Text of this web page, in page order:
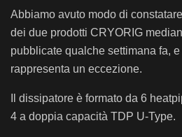
Abbiamo avuto modo di
dei due prodotti CRYORIG
pubblicate qualche settimana fa,
rappresenta un eccezione.
Il dissipatore è formato da 6
4 a doppia capacità TDP U-Type.